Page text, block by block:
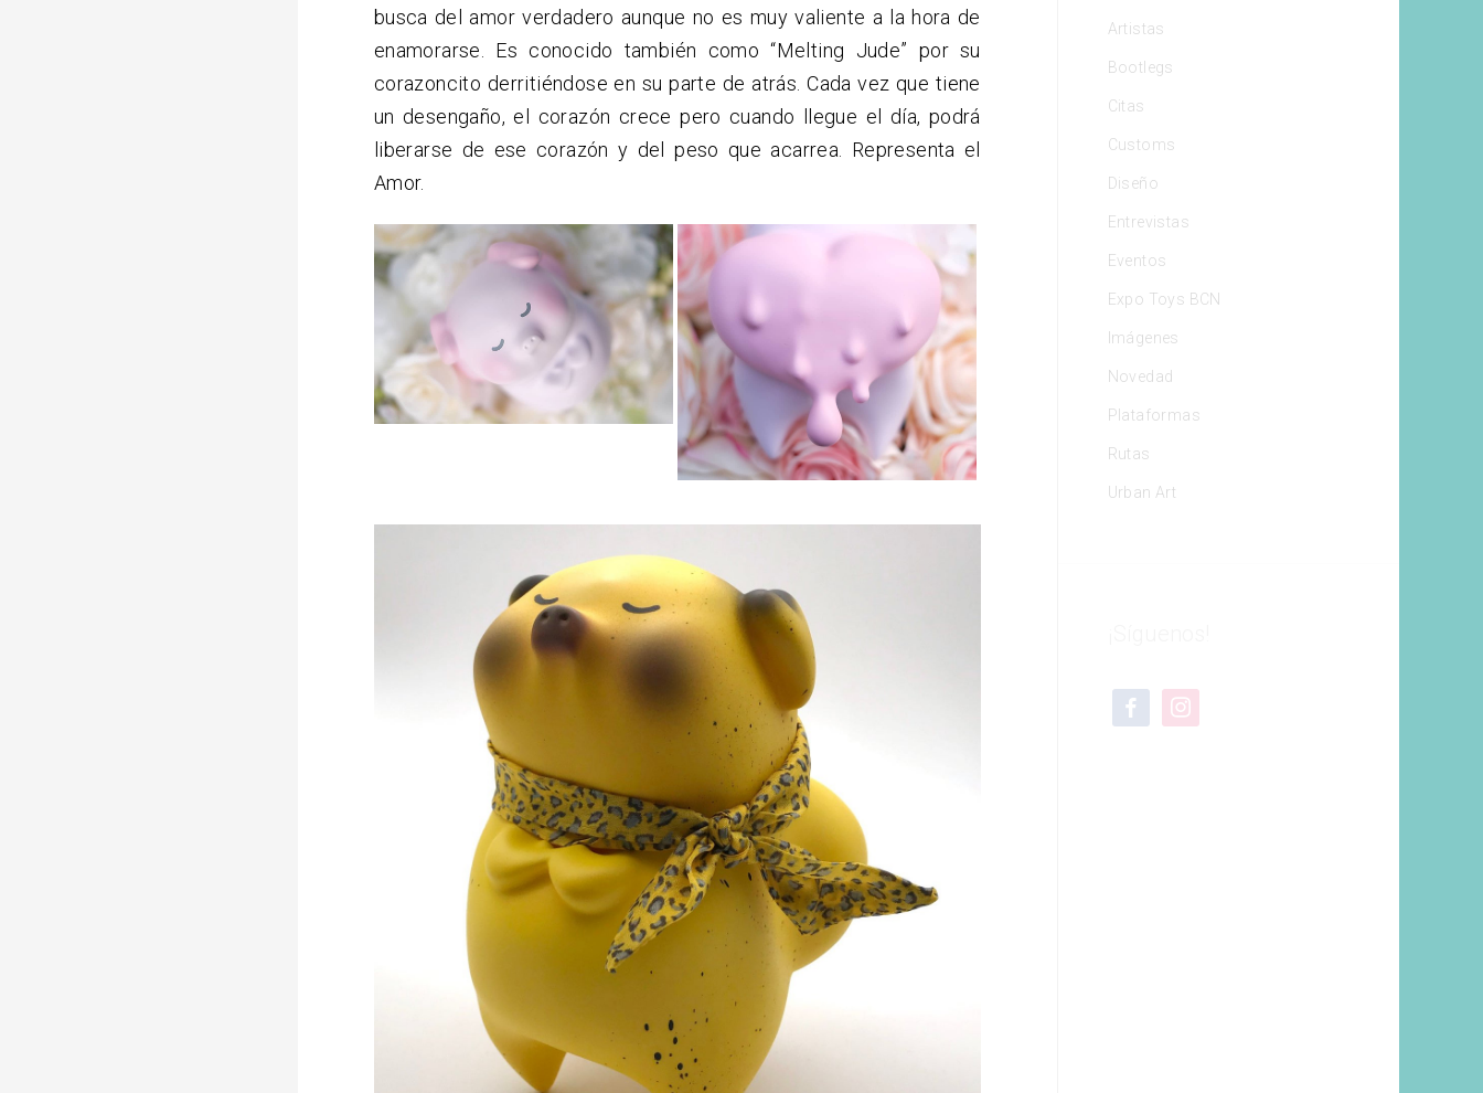
busca del amor verdadero aunque no es muy valiente a la hora de
enamorarse. Es conocido también como “Melting Jude” por su
corazoncito derritiéndose en su parte de atrás. Cada vez que tiene
un desengaño, el corazón crece pero cuando llegue el día, podrá
liberarse de ese corazón y del peso que acarrea. Representa el
Amor.
Artistas
Bootlegs
Citas
Customs
Diseño
Entrevistas
Eventos
Expo Toys BCN
Imágenes
Novedad
Plataformas
Rutas
Urban Art
facebookinstagram